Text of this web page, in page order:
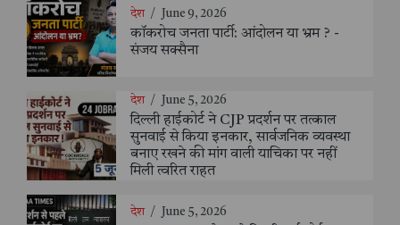
देश / June 9, 2026
कॉकरोच जनता पार्टी: आंदोलन या भ्रम ? -
संजय सक्सैना
देश / June 5, 2026
दिल्ली हाईकोर्ट ने CJP प्रदर्शन पर तत्काल
सुनवाई से किया इनकार, सार्वजनिक व्यवस्था
बनाए रखने की मांग वाली याचिका पर नहीं
मिली त्वरित राहत
देश / June 5, 2026